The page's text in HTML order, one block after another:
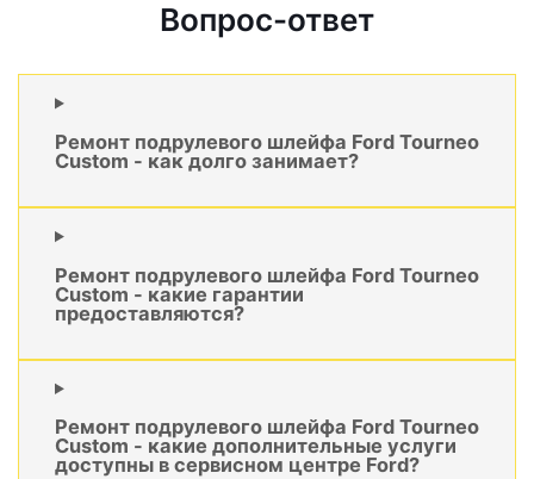
Вопрос-ответ
Ремонт подрулевого шлейфа Ford Tourneo
Custom - как долго занимает?
Ремонт подрулевого шлейфа Ford Tourneo
Custom - какие гарантии
предоставляются?
Ремонт подрулевого шлейфа Ford Tourneo
Custom - какие дополнительные услуги
доступны в сервисном центре Ford?